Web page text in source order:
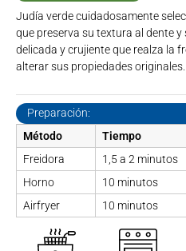
Judía verde cuidadosamente
que preserva su textura al dente
delicada y crujiente que realza la
alterar sus propiedades originales.
Preparación:
Método Tiempo
Freidora
1,5 a 2 minutos
Horno
10 minutos
Airfryer
10 minutos